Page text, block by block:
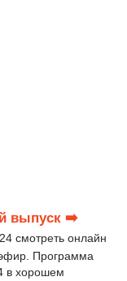
выпуск ➡️
смотреть онлайн
Программа
в хорошем